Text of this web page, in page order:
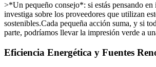
>*Un pequeño consejo*: si estás pensando
investiga sobre los proveedores que utilizan
sostenibles.Cada pequeña acción suma, y si
parte, podríamos llevar la impresión verde a
Eficiencia Energética y Fuentes